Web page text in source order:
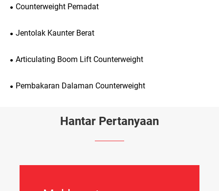
Counterweight Pemadat
Jentolak Kaunter Berat
Articulating Boom Lift Counterweight
Pembakaran Dalaman Counterweight
Hantar Pertanyaan